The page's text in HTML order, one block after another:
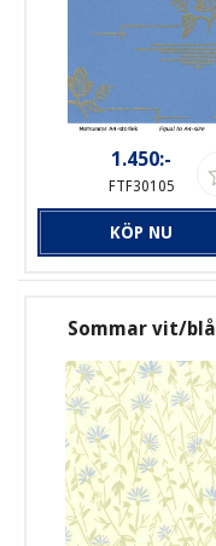
1.450:-
FTF30105
KÖP NU
Sommar vit/blå